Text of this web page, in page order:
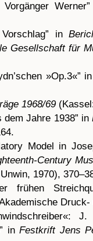
in
Gesellschaft für
»Op.3«”
1968/69
dem Jahre 1938” in
Model in
Century
1970),
frühen
inFestkrift Jens